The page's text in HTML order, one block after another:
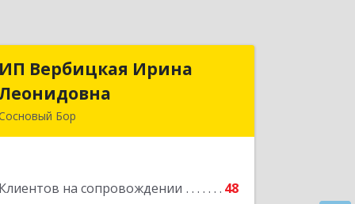
ИП Вербицкая Ирина
Бор
Клиентов на сопровождении 48
ИП Вербицкая Ирина
Подробнее